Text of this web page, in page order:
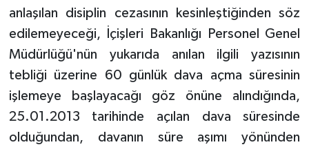
anlaşılan disiplin cezasının kesinleştiğinden söz
edilemeyeceği, İçişleri Bakanlığı Personel Genel
Müdürlüğü'nün yukarıda anılan ilgili yazısının
tebliği üzerine 60 günlük dava açma süresinin
işlemeye başlayacağı göz önüne alındığında,
25.01.2013 tarihinde açılan dava süresinde
olduğundan, davanın süre aşımı yönünden